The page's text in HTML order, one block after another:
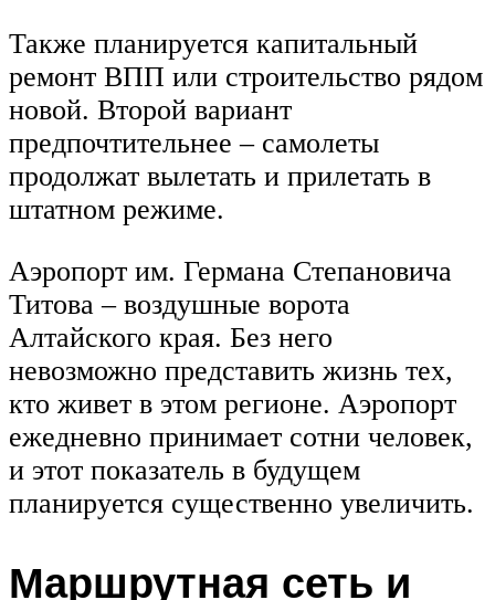
Также планируется капитальный
ремонт ВПП или строительство рядом
новой. Второй вариант
предпочтительнее – самолеты
продолжат вылетать и прилетать в
штатном режиме.
Аэропорт им. Германа Степановича
Титова – воздушные ворота
Алтайского края. Без него
невозможно представить жизнь тех,
кто живет в этом регионе. Аэропорт
ежедневно принимает сотни человек,
и этот показатель в будущем
планируется существенно увеличить.
Маршрутная сеть и